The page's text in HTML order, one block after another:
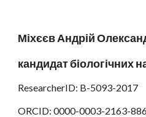
Міхєєв Андрій
кандидат біологічних
ResearcherID: B-5093-2017
ORCID: 0000-0003-2163-